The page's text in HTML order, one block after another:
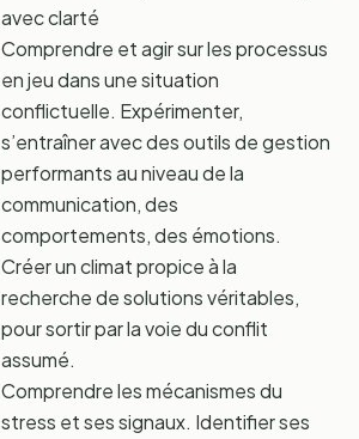
avec clarté
Comprendre et agir sur les processus
en jeu dans une situation
conflictuelle. Expérimenter,
s’entraîner avec des outils de gestion
performants au niveau de la
communication, des
comportements, des émotions.
Créer un climat propice à la
recherche de solutions véritables,
pour sortir par la voie du conflit
assumé.
Comprendre les mécanismes du
stress et ses signaux. Identifier ses